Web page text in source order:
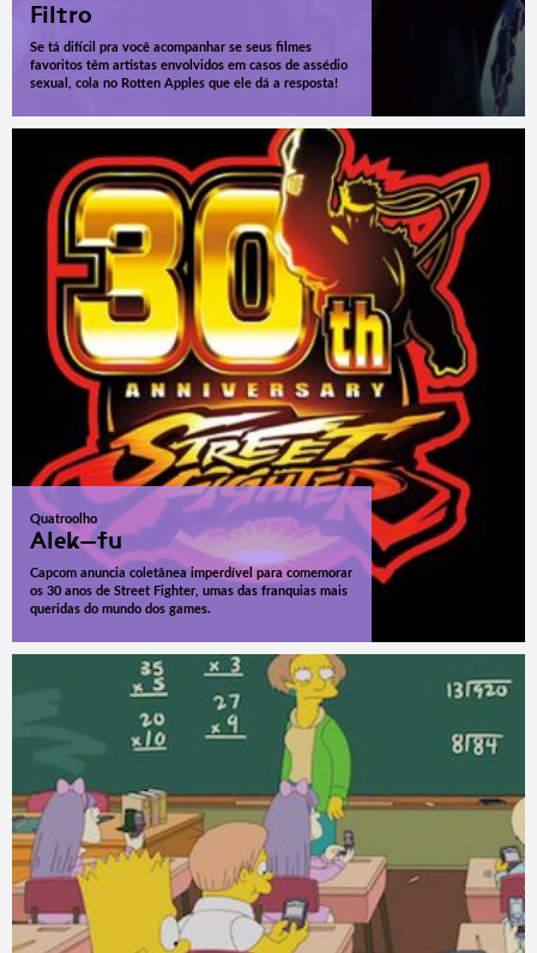
Filtro
Se tá difícil pra você acompanhar se seus filmes
favoritos têm artistas envolvidos em casos de assédio
sexual, cola no Rotten Apples que ele dá a resposta!
Quatroolho
Alek-fu
Capcom anuncia coletânea imperdível para comemorar
os 30 anos de Street Fighter, umas das franquias mais
queridas do mundo dos games.